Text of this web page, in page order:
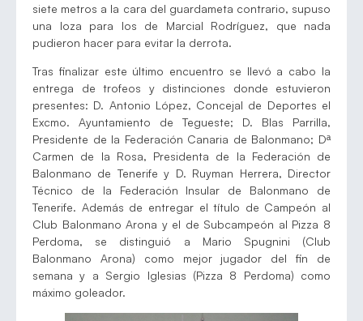
siete metros a la cara del guardameta contrario, supuso
una loza para los de Marcial Rodríguez, que nada
pudieron hacer para evitar la derrota.
Tras finalizar este último encuentro se llevó a cabo la
entrega de trofeos y distinciones donde estuvieron
presentes: D. Antonio López, Concejal de Deportes el
Excmo. Ayuntamiento de Tegueste; D. Blas Parrilla,
Presidente de la Federación Canaria de Balonmano; Dª
Carmen de la Rosa, Presidenta de la Federación de
Balonmano de Tenerife y D. Ruyman Herrera, Director
Técnico de la Federación Insular de Balonmano de
Tenerife. Además de entregar el título de Campeón al
Club Balonmano Arona y el de Subcampeón al Pizza 8
Perdoma, se distinguió a Mario Spugnini (Club
Balonmano Arona) como mejor jugador del fin de
semana y a Sergio Iglesias (Pizza 8 Perdoma) como
máximo goleador.